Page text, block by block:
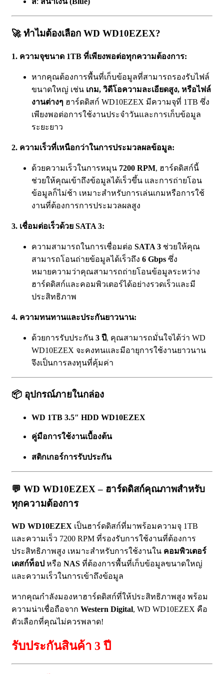
🚀ทำไมต้องเลือก WD WD10EZEX?
1. ความจุขนาด 1TB ที่เพียงพอต่อทุกความต้องการ:
หากคุณต้องการพื้นที่เก็บข้อมูลที่สามารถรองรับไฟล์
ขนาดใหญ่ เช่น เกม, วิดีโอความละเอียดสูง, หรือไฟล์
งานต่างๆ ฮาร์ดดิสก์ WD10EZEX มีความจุที่ 1TB ซึ่ง
เพียงพอต่อการใช้งานประจำวันและการเก็บข้อมูล
ระยะยาว
2. ความเร็วที่เหนือกว่าในการประมวลผลข้อมูล:
ด้วยความเร็วในการหมุน 7200 RPM, ฮาร์ดดิสก์นี้
ช่วยให้คุณเข้าถึงข้อมูลได้เร็วขึ้น และการถ่ายโอน
ข้อมูลก็ไม่ช้า เหมาะสำหรับการเล่นเกมหรือการใช้
งานที่ต้องการการประมวลผลสูง
3. เชื่อมต่อเร็วด้วย SATA 3:
ความสามารถในการเชื่อมต่อ SATA 3 ช่วยให้คุณ
สามารถโอนถ่ายข้อมูลได้เร็วถึง 6 Gbps ซึ่ง
หมายความว่าคุณสามารถถ่ายโอนข้อมูลระหว่าง
ฮาร์ดดิสก์และคอมพิวเตอร์ได้อย่างรวดเร็วและมี
ประสิทธิภาพ
4. ความทนทานและประกันยาวนาน:
ด้วยการรับประกัน 3 ปี, คุณสามารถมั่นใจได้ว่า WD
WD10EZEX จะคงทนและมีอายุการใช้งานยาวนาน
จึงเป็นการลงทุนที่คุ้มค่า
📦 อุปกรณ์ภายในกล่อง
WD 1TB 3.5″ HDD WD10EZEX
คู่มือการใช้งานเบื้องต้น
สติกเกอร์การรับประกัน
💬 WD WD10EZEX – ฮาร์ดดิสก์คุณภาพสำหรับ
ทุกความต้องการ
WD WD10EZEX เป็นฮาร์ดดิสก์ที่มาพร้อมความจุ 1TB
และความเร็ว 7200 RPM ที่รองรับการใช้งานที่ต้องการ
ประสิทธิภาพสูง เหมาะสำหรับการใช้งานใน คอมพิวเตอร์
เดสก์ท็อป หรือ NAS ที่ต้องการพื้นที่เก็บข้อมูลขนาดใหญ่
และความเร็วในการเข้าถึงข้อมูล
หากคุณกำลังมองหาฮาร์ดดิสก์ที่ให้ประสิทธิภาพสูง พร้อม
ความน่าเชื่อถือจาก Western Digital, WD WD10EZEX คือ
ตัวเลือกที่คุณไม่ควรพลาด!
รับประกันสินค้า 3 ปี